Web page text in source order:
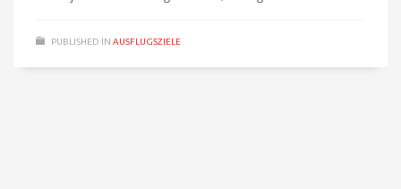
PUBLISHED IN AUSFLUGSZIELE